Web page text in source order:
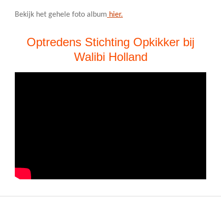
Bekijk het gehele foto album hier.
Optredens Stichting Opkikker bij
Walibi Holland